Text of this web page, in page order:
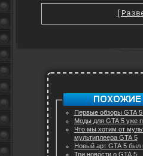
Первые обзоры GTA
Моды для GTA 5 уже
Что мы хотим от
мультиплеера GTA 5
Новый арт GTA 5 был
Три новости о GTA 5